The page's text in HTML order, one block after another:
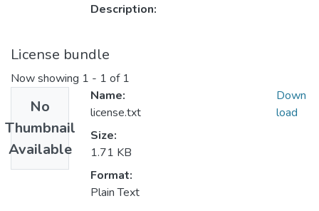
Description:
License bundle
Now showing 1 - 1 of 1
No
Thumbnail
Available
Name:
license.txt
Size:
1.71 KB
Format:
Plain Text
Down
load